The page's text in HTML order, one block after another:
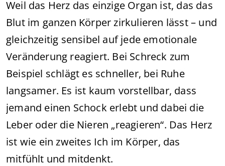
Weil das Herz das einzige Organ ist, das das
Blut im ganzen Körper zirkulieren lässt – und
gleichzeitig sensibel auf jede emotionale
Veränderung reagiert. Bei Schreck zum
Beispiel schlägt es schneller, bei Ruhe
langsamer. Es ist kaum vorstellbar, dass
jemand einen Schock erlebt und dabei die
Leber oder die Nieren „reagieren“. Das Herz
ist wie ein zweites Ich im Körper, das
mitfühlt und mitdenkt.